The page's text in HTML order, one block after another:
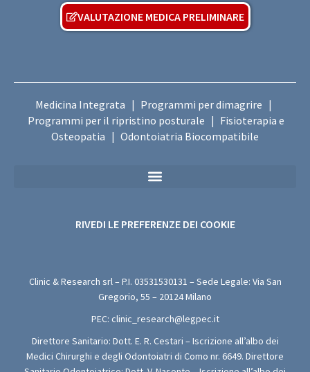
VALUTAZIONE MEDICA PRELIMINARE
Medicina Integrata | Programmi per dimagrire |
Programmi per il ripristino posturale | Fisioterapia e
Osteopatia | Odontoiatria Biocompatibile
RIVEDI LE PREFERENZE DEI COOKIE
Clinic & Research srl – P.I. 03531530131 – Sede Legale: Via San
Gregorio, 55 – 20124 Milano
PEC: clinic_research@legpec.it
Direttore Sanitario: Dott. E. R. Cestari – Iscrizione all’albo dei
Medici Chirurghi e degli Odontoiatri di Como nr. 6649. Direttore